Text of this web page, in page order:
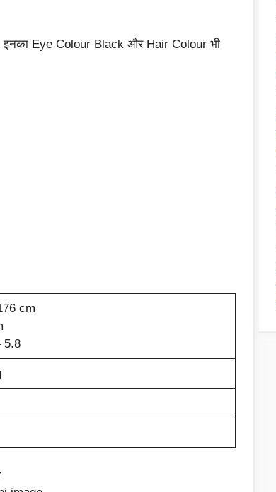
Eye Colour Black और Hair Colour भी
cm
5.8